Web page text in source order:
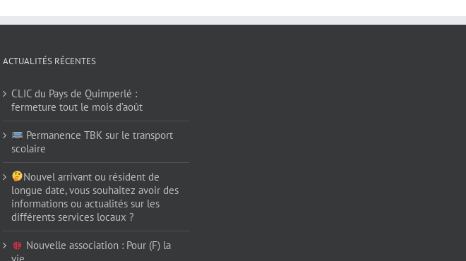
ACTUALITÉS RÉCENTES
CLIC du Pays de Quimperlé :
fermeture tout le mois d’août
Permanence TBK sur le transport
scolaire
Nouvel arrivant ou résident de
longue date, vous souhaitez avoir des
informations ou actualités sur les
différents services locaux ?
Nouvelle association : Pour (F) la